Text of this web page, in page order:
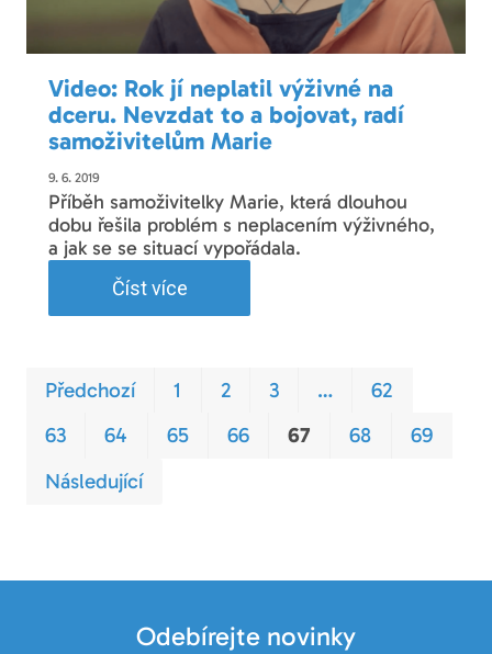
Video: Rok jí neplatil výživné na
dceru. Nevzdat to a bojovat, radí
samoživitelům Marie
9. 6. 2019
Příběh samoživitelky Marie, která dlouhou
dobu řešila problém s neplacením výživného,
a jak se se situací vypořádala.
Číst více
Předchozí 1 2 3 …
62
63
64 65 66 67 68
69
Následující
Odebírejte novinky